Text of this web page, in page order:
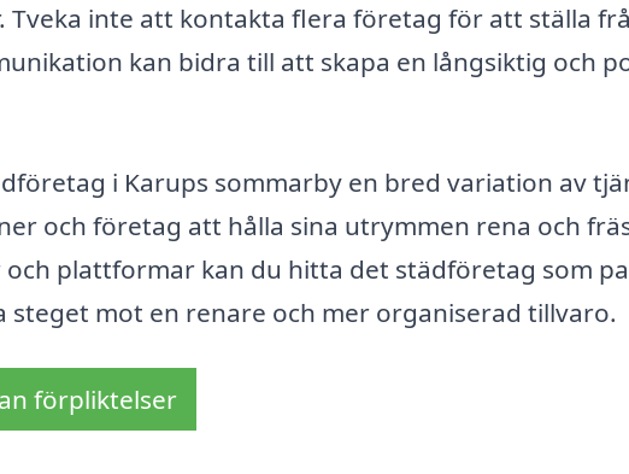
Tveka inte att kontakta flera företag för att ställa
kan bidra till att skapa en långsiktig och
i Karups sommarby en bred variation av
och företag att hålla sina utrymmen rena och
plattformar kan du hitta det städföretag som
steget mot en renare och mer organiserad tillvaro.
förpliktelser